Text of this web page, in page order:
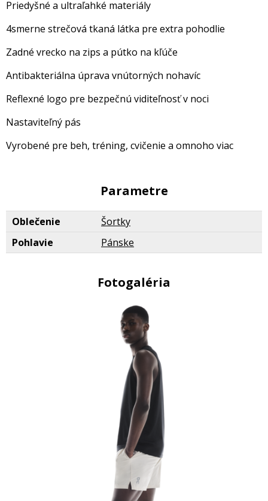
Priedyšné a ultraľahké materiály
4smerne strečová tkaná látka pre extra pohodlie
Zadné vrecko na zips a pútko na kľúče
Antibakteriálna úprava vnútorných nohavíc
Reflexné logo pre bezpečnú viditeľnosť v noci
Nastaviteľný pás
Vyrobené pre beh, tréning, cvičenie a omnoho viac
Parametre
Oblečenie
Šortky
Pohlavie
Pánske
Fotogaléria